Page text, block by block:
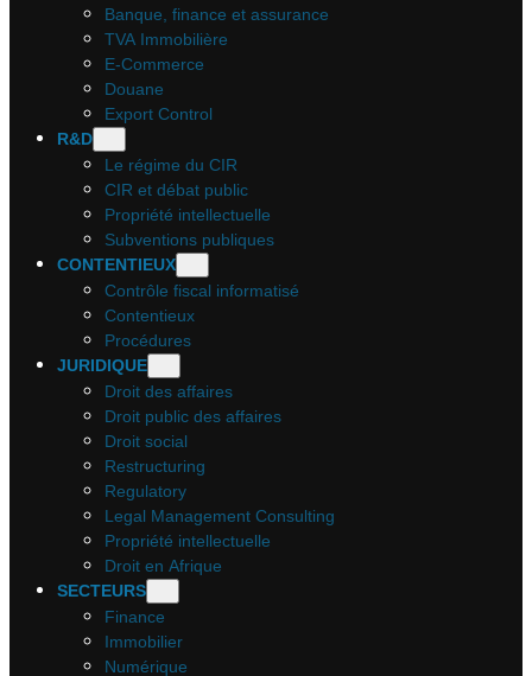
Banque, finance et assurance
TVA Immobilière
E-Commerce
Douane
Export Control
R&D
Le régime du CIR
CIR et débat public
Propriété intellectuelle
Subventions publiques
CONTENTIEUX
Contrôle fiscal informatisé
Contentieux
Procédures
JURIDIQUE
Droit des affaires
Droit public des affaires
Droit social
Restructuring
Regulatory
Legal Management Consulting
Propriété intellectuelle
Droit en Afrique
SECTEURS
Finance
Immobilier
Numérique